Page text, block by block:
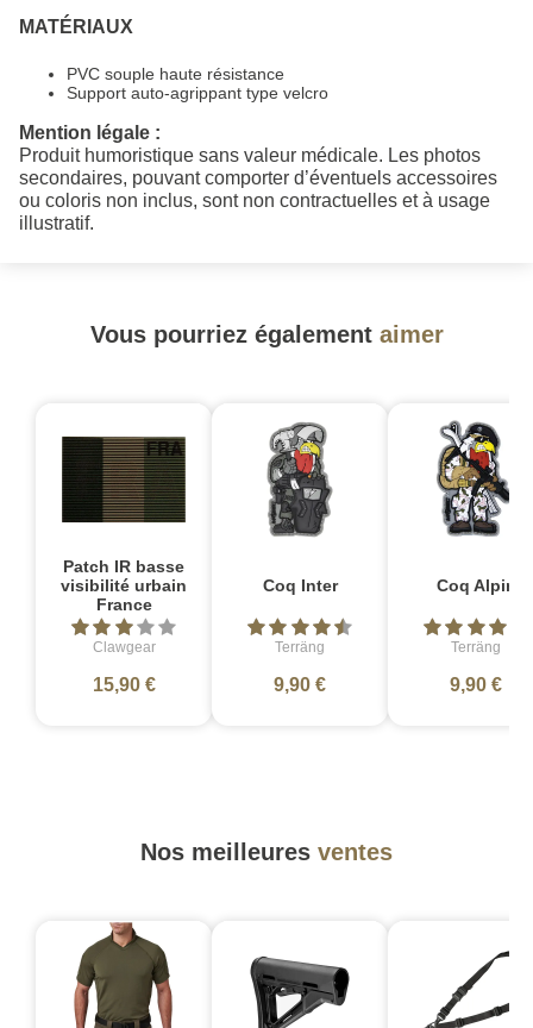
MATÉRIAUX
PVC souple haute résistance
Support auto‑agrippant type velcro
Mention légale :
Produit humoristique sans valeur médicale. Les photos
secondaires, pouvant comporter d’éventuels accessoires
ou coloris non inclus, sont non contractuelles et à usage
illustratif.
Vous pourriez également aimer
Patch IR basse
visibilité urbain
France
Clawgear
15,90 €
Coq Inter
Terräng
9,90 €
Coq Alpin
Terräng
9,90 €
Nos meilleures ventes